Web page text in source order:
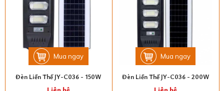
Mua ngay
Đèn Liền Thể JY-C036 - 150W
Mua ngay
Đèn Liền Thể JY-C036 - 200W